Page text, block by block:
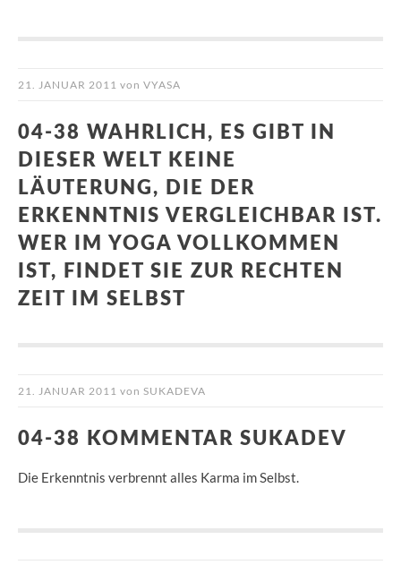
21. JANUAR 2011 von VYASA
04-38 WAHRLICH, ES GIBT IN
DIESER WELT KEINE
LÄUTERUNG, DIE DER
ERKENNTNIS VERGLEICHBAR IST.
WER IM YOGA VOLLKOMMEN
IST, FINDET SIE ZUR RECHTEN
ZEIT IM SELBST
21. JANUAR 2011 von SUKADEVA
04-38 KOMMENTAR SUKADEV
Die Erkenntnis verbrennt alles Karma im Selbst.